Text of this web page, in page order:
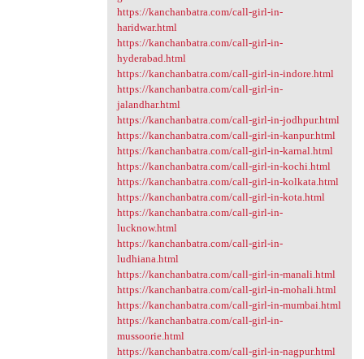
https://kanchanbatra.com/call-girl-in-
haridwar.html
https://kanchanbatra.com/call-girl-in-
hyderabad.html
https://kanchanbatra.com/call-girl-in-indore.html
https://kanchanbatra.com/call-girl-in-
jalandhar.html
https://kanchanbatra.com/call-girl-in-jodhpur.html
https://kanchanbatra.com/call-girl-in-kanpur.html
https://kanchanbatra.com/call-girl-in-karnal.html
https://kanchanbatra.com/call-girl-in-kochi.html
https://kanchanbatra.com/call-girl-in-kolkata.html
https://kanchanbatra.com/call-girl-in-kota.html
https://kanchanbatra.com/call-girl-in-
lucknow.html
https://kanchanbatra.com/call-girl-in-
ludhiana.html
https://kanchanbatra.com/call-girl-in-manali.html
https://kanchanbatra.com/call-girl-in-mohali.html
https://kanchanbatra.com/call-girl-in-mumbai.html
https://kanchanbatra.com/call-girl-in-
mussoorie.html
https://kanchanbatra.com/call-girl-in-nagpur.html